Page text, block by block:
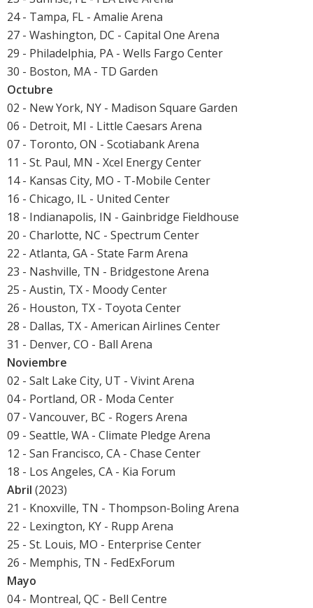
24 - Tampa, FL - Amalie Arena
27 - Washington, DC - Capital One Arena
29 - Philadelphia, PA - Wells Fargo Center
30 - Boston, MA - TD Garden
Octubre
02 - New York, NY - Madison Square Garden
06 - Detroit, MI - Little Caesars Arena
07 - Toronto, ON - Scotiabank Arena
11 - St. Paul, MN - Xcel Energy Center
14 - Kansas City, MO - T-Mobile Center
16 - Chicago, IL - United Center
18 - Indianapolis, IN - Gainbridge Fieldhouse
20 - Charlotte, NC - Spectrum Center
22 - Atlanta, GA - State Farm Arena
23 - Nashville, TN - Bridgestone Arena
25 - Austin, TX - Moody Center
26 - Houston, TX - Toyota Center
28 - Dallas, TX - American Airlines Center
31 - Denver, CO - Ball Arena
Noviembre
02 - Salt Lake City, UT - Vivint Arena
04 - Portland, OR - Moda Center
07 - Vancouver, BC - Rogers Arena
09 - Seattle, WA - Climate Pledge Arena
12 - San Francisco, CA - Chase Center
18 - Los Angeles, CA - Kia Forum
Abril (2023)
21 - Knoxville, TN - Thompson-Boling Arena
22 - Lexington, KY - Rupp Arena
25 - St. Louis, MO - Enterprise Center
26 - Memphis, TN - FedExForum
Mayo
04 - Montreal, QC - Bell Centre